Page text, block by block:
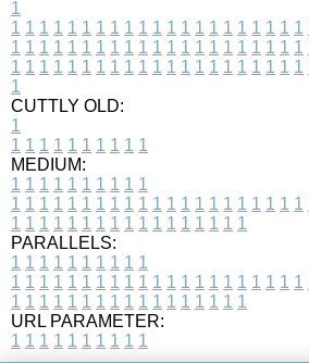
1
1 1 1 1 1 1 1 1 1 1 1 1 1 1 1 1 1 1 1 1 1
1 1 1 1 1 1 1 1 1 1 1 1 1 1 1 1 1 1 1 1 1
1 1 1 1 1 1 1 1 1 1 1 1 1 1 1 1 1 1 1 1 1
1
CUTTLY OLD:
1
1 1 1 1 1 1 1 1 1 1
MEDIUM:
1 1 1 1 1 1 1 1 1 1
1 1 1 1 1 1 1 1 1 1 1 1 1 1 1 1 1 1 1 1 1
1 1 1 1 1 1 1 1 1 1 1 1 1 1 1 1 1
PARALLELS:
1 1 1 1 1 1 1 1 1 1
1 1 1 1 1 1 1 1 1 1 1 1 1 1 1 1 1 1 1 1 1
1 1 1 1 1 1 1 1 1 1 1 1 1 1 1 1 1
URL PARAMETER:
1 1 1 1 1 1 1 1 1 1